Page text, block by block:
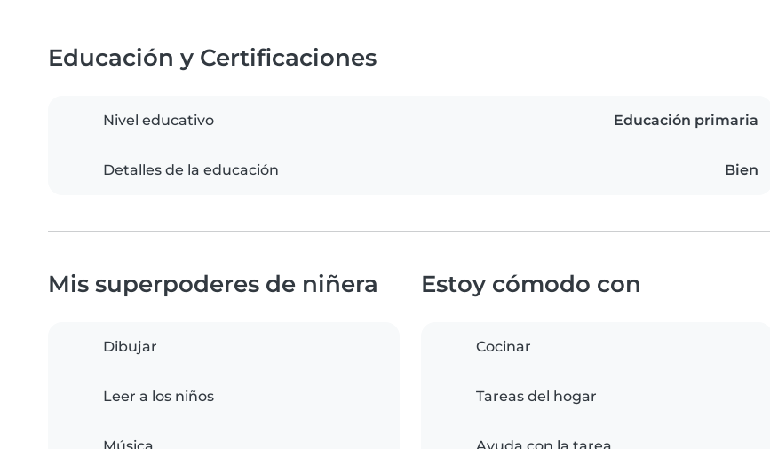
Educación y Certificaciones
Nivel educativo Educación primaria
Detalles de la educación Bien
Mis superpoderes de niñera
Dibujar
Leer a los niños
Estoy cómodo con
Cocinar
Tareas del hogar